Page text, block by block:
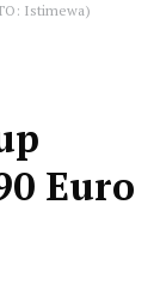
Istimewa)
Euro